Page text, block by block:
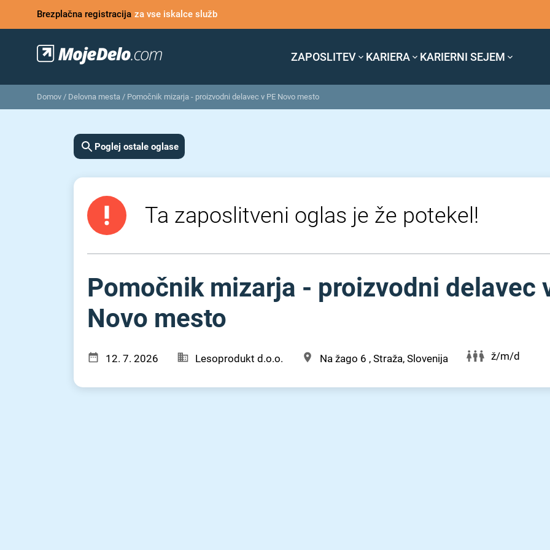
Brezplačna registracija za vse iskalce služb
ZAPOSLITEV KARIERA KARIERNI SEJEM
Domov / Delovna mesta / Pomočnik mizarja - proizvodni delavec v PE Novo mesto
Poglej ostale oglase
Ta zaposlitveni oglas je že potekel!
Pomočnik mizarja - proizvodni delavec
Novo mesto
12. 7. 2026 Lesoprodukt d.o.o. Na žago 6 , Straža, Slovenija ž/m/d